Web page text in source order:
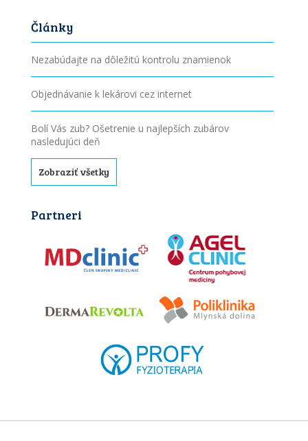
Články
Nezabúdajte na dôležitú kontrolu znamienok
Objednávanie k lekárovi cez internet
Bolí Vás zub? Ošetrenie u najlepších zubárov
nasledujúci deň
Zobraziť všetky
Partneri